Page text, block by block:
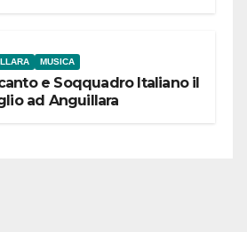
MUSICA
e Soqquadro Italiano il
ad Anguillara